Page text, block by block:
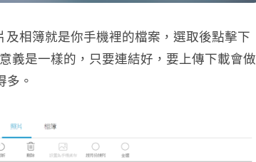
相簿就是你手機裡的檔案，選取後點擊下
義是一樣的，只要連結好，要上傳下載會做
多。